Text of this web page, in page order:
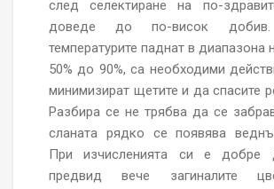
след селектиране на по-
доведе до по-висок
температурите паднат в диапазона
50% до 90%, са необходими
минимизират щетите и да спасите
Разбира се не трябва да се
сланата рядко се появява
При изчисленията си е добре
предвид вече загиналите